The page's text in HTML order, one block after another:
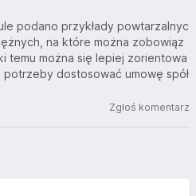
podano przykłady powtarzalnyc
na które można zobowiąz
temu można się lepiej zorientowa
potrzeby dostosować umowę spół
Zgłoś komentarz